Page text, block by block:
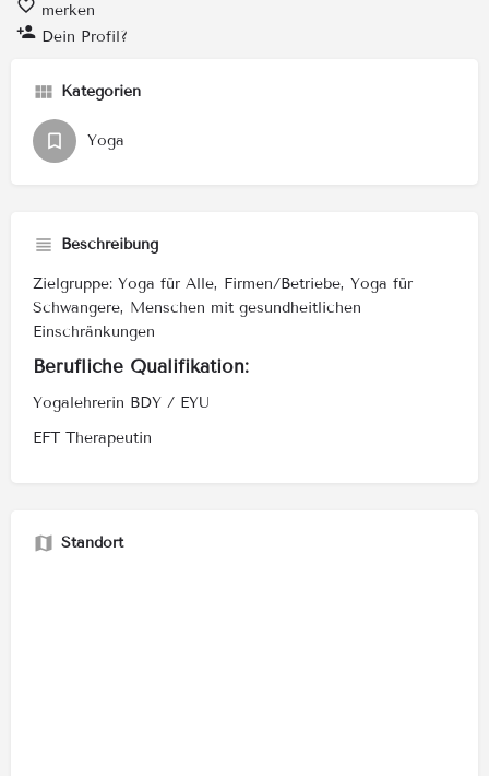
merken
Dein Profil?
Kategorien
Yoga
Beschreibung
Zielgruppe: Yoga für Alle, Firmen/Betriebe, Yoga für
Schwangere, Menschen mit gesundheitlichen
Einschränkungen
Berufliche Qualifikation:
Yogalehrerin BDY / EYU
EFT Therapeutin
Standort